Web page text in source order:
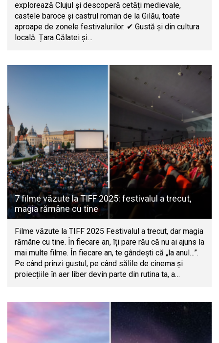
explorează Clujul și descoperă cetăți medievale,
castele baroce și castrul roman de la Gilău, toate
aproape de zonele festivalurilor. ✔ Gustă și din cultura
locală: Țara Călatei și…
7 filme văzute la TIFF 2025: festivalul a trecut,
magia rămâne cu tine
Filme văzute la TIFF 2025 Festivalul a trecut, dar magia
rămâne cu tine. În fiecare an, îți pare rău că nu ai ajuns la
mai multe filme. În fiecare an, te gândești că „la anul…”.
Pe când prinzi gustul, pe când sălile de cinema și
proiecțiile în aer liber devin parte din rutina ta, a…